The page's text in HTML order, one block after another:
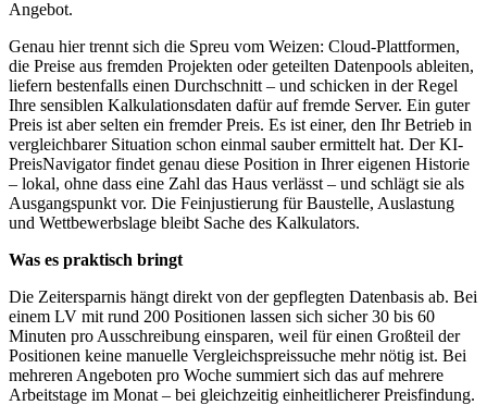
Angebot.
Genau hier trennt sich die Spreu vom Weizen: Cloud-Plattformen,
die Preise aus fremden Projekten oder geteilten Datenpools ableiten,
liefern bestenfalls einen Durchschnitt – und schicken in der Regel
Ihre sensiblen Kalkulationsdaten dafür auf fremde Server. Ein guter
Preis ist aber selten ein fremder Preis. Es ist einer, den Ihr Betrieb in
vergleichbarer Situation schon einmal sauber ermittelt hat. Der KI-
PreisNavigator findet genau diese Position in Ihrer eigenen Historie
– lokal, ohne dass eine Zahl das Haus verlässt – und schlägt sie als
Ausgangspunkt vor. Die Feinjustierung für Baustelle, Auslastung
und Wettbewerbslage bleibt Sache des Kalkulators.
Was es praktisch bringt
Die Zeitersparnis hängt direkt von der gepflegten Datenbasis ab. Bei
einem LV mit rund 200 Positionen lassen sich sicher 30 bis 60
Minuten pro Ausschreibung einsparen, weil für einen Großteil der
Positionen keine manuelle Vergleichspreissuche mehr nötig ist. Bei
mehreren Angeboten pro Woche summiert sich das auf mehrere
Arbeitstage im Monat – bei gleichzeitig einheitlicherer Preisfindung.